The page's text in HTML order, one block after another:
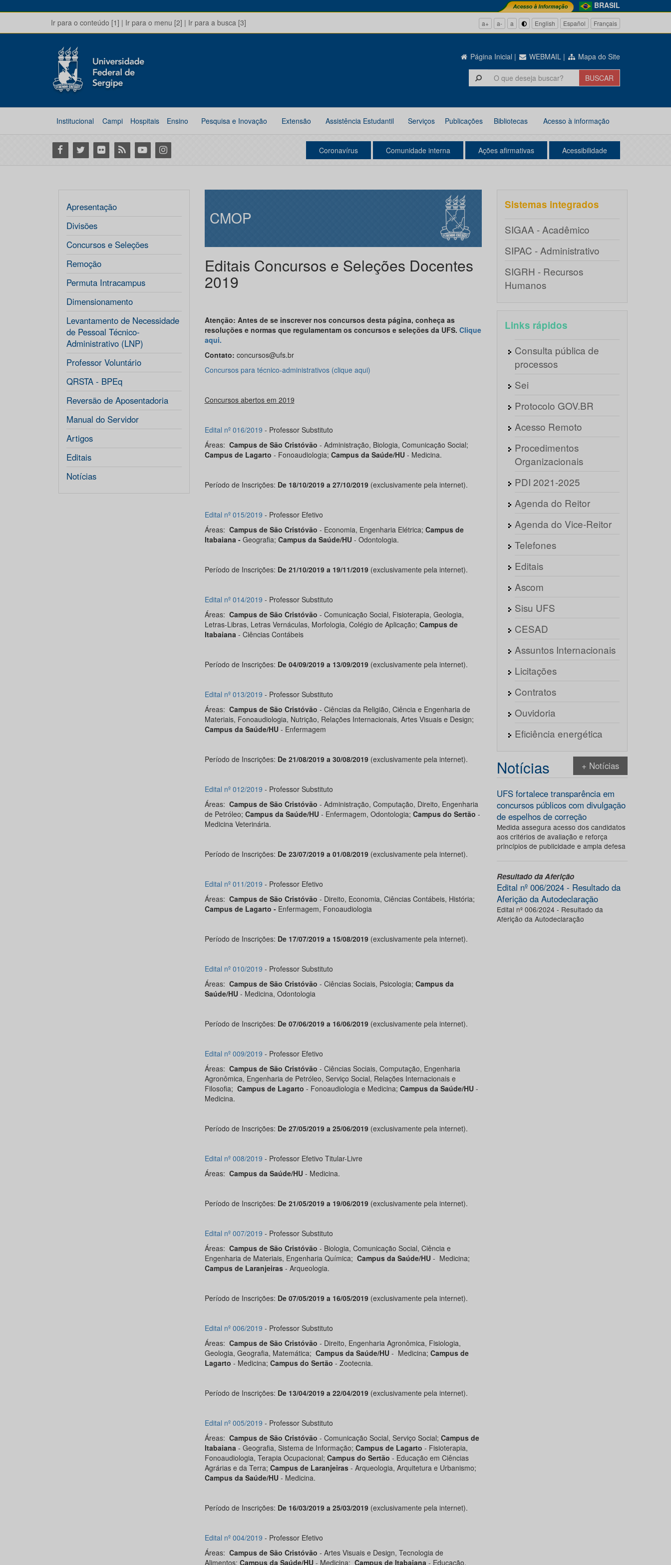
BRASIL
Ir para o conteúdo [1] | Ir para o menu [2] | Ir para a busca [3] a+ a- a English Español Français
Página Inicial | WEBMAIL | Mapa do Site
Institucional Campi Hospitais Ensino Pesquisa e Inovação Extensão Assistência Estudantil Serviços Publicações Bibliotecas Acesso à informação
Facebook
Twitter Flickr RSS YoutubeInstagram Coronavírus Comunidade interna Ações afirmativas Acessibilidade
Apresentação
Divisões
Concursos e Seleções
Remoção
Permuta Intracampus
Dimensionamento
Levantamento de Necessidade
de Pessoal Técnico-
Administrativo (LNP)
Professor Voluntário
QRSTA - BPEq
Reversão de Aposentadoria
Manual do Servidor
Artigos
Editais
Notícias
CMOP
Editais Concursos e Seleções Docentes
2019
Atenção: Antes de se inscrever nos concursos desta página, conheça as
resoluções e normas que regulamentam os concursos e seleções da UFS. Clique
aqui.
Contato: concursos@ufs.br
Concursos para técnico-administrativos (clique aqui)
Concursos abertos em 2019
Edital nº 016/2019 - Professor Substituto
Áreas: Campus de São Cristóvão - Administração, Biologia, Comunicação Social;
Campus de Lagarto - Fonoaudiologia; Campus da Saúde/HU- Medicina.
Período de Inscrições: De 18/10/2019 a 27/10/2019 (exclusivamente pela internet).
Edital nº 015/2019 - Professor Efetivo
Áreas: Campus de São Cristóvão - Economia, Engenharia Elétrica; Campus de
Itabaiana - Geografia; Campus da Saúde/HU - Odontologia.
Período de Inscrições: De 21/10/2019 a 19/11/2019 (exclusivamente pela internet).
Edital nº 014/2019 - Professor Substituto
Áreas: Campus de São Cristóvão - Comunicação Social, Fisioterapia, Geologia,
Letras-Libras, Letras Vernáculas, Morfologia, Colégio de Aplicação; Campus de
Itabaiana - Ciências Contábeis
Período de Inscrições: De 04/09/2019 a 13/09/2019 (exclusivamente pela internet).
Edital nº 013/2019 - Professor Substituto
Áreas: Campus de São Cristóvão - Ciências da Religião, Ciência e Engenharia de
Materiais, Fonoaudiologia, Nutrição, Relações Internacionais, Artes Visuais e Design;
Campus da Saúde/HU - Enfermagem
Período de Inscrições: De 21/08/2019 a 30/08/2019 (exclusivamente pela internet).
Edital nº 012/2019 - Professor Substituto
Áreas: Campus de São Cristóvão - Administração, Computação, Direito, Engenharia
de Petróleo; Campus da Saúde/HU - Enfermagem, Odontologia; Campus do Sertão -
Medicina Veterinária.
Período de Inscrições: De 23/07/2019 a 01/08/2019 (exclusivamente pela internet).
Edital nº 011/2019 - Professor Efetivo
Áreas: Campus de São Cristóvão - Direito, Economia, Ciências Contábeis, História;
Campus de Lagarto - Enfermagem, Fonoaudiologia
Período de Inscrições: De 17/07/2019 a 15/08/2019 (exclusivamente pela internet).
Edital nº 010/2019 - Professor Substituto
Áreas: Campus de São Cristóvão - Ciências Sociais, Psicologia; Campus da
Saúde/HU - Medicina, Odontologia
Período de Inscrições: De 07/06/2019 a 16/06/2019 (exclusivamente pela internet).
Edital nº 009/2019 - Professor Efetivo
Áreas: Campus de São Cristóvão - Ciências Sociais, Computação, Engenharia
Agronômica, Engenharia de Petróleo, Serviço Social, Relações Internacionais e
Filosofia; Campus de Lagarto - Fonoaudiologia e Medicina; Campus da Saúde/HU -
Medicina.
Período de Inscrições: De 27/05/2019 a 25/06/2019 (exclusivamente pela internet).
Edital nº 008/2019 - Professor Efetivo Titular-Livre
Áreas: Campus da Saúde/HU - Medicina.
Período de Inscrições: De 21/05/2019 a 19/06/2019 (exclusivamente pela internet).
Edital nº 007/2019 - Professor Substituto
Áreas: Campus de São Cristóvão - Biologia, Comunicação Social, Ciência e
Engenharia de Materiais, Engenharia Química; Campus da Saúde/HU - Medicina;
Campus de Laranjeiras - Arqueologia.
Período de Inscrições: De 07/05/2019 a 16/05/2019 (exclusivamente pela internet).
Edital nº 006/2019 - Professor Substituto
Áreas: Campus de São Cristóvão - Direito, Engenharia Agronômica, Fisiologia,
Geologia, Geografia, Matemática; Campus da Saúde/HU - Medicina; Campus de
Lagarto - Medicina; Campus do Sertão - Zootecnia.
Período de Inscrições: De 13/04/2019 a 22/04/2019 (exclusivamente pela internet).
Edital nº 005/2019 - Professor Substituto
Áreas: Campus de São Cristóvão - Comunicação Social, Serviço Social; Campus de
Itabaiana - Geografia, Sistema de Informação; Campus de Lagarto - Fisioterapia,
Fonoaudiologia, Terapia Ocupacional; Campus do Sertão - Educação em Ciências
Agrárias e da Terra; Campus de Laranjeiras - Arqueologia, Arquitetura e Urbanismo;
Campus da Saúde/HU- Medicina.
Período de Inscrições: De 16/03/2019 a 25/03/2019 (exclusivamente pela internet).
Edital nº 004/2019 - Professor Efetivo
Áreas: Campus de São Cristóvão - Artes Visuais e Design, Tecnologia de
Alimentos; Campus da Saúde/HU - Medicina; Campus de Itabaiana - Educação.
Sistemas integrados
SIGAA - Acadêmico
SIPAC - Administrativo
SIGRH - Recursos
Humanos
Links rápidos
Consulta pública de
processos
Sei
Protocolo GOV.BR
Acesso Remoto
Procedimentos
Organizacionais
PDI 2021-2025
Agenda do Reitor
Agenda do Vice-Reitor
Telefones
Editais
Ascom
Sisu UFS
CESAD
Assuntos Internacionais
Licitações
Contratos
Ouvidoria
Eficiência energética
Notícias + Notícias
UFS fortalece transparência em
concursos públicos com divulgação
de espelhos de correção
Medida assegura acesso dos candidatos
aos critérios de avaliação e reforça
princípios de publicidade e ampla defesa
Resultado da Aferição
Edital nº 006/2024 - Resultado da
Aferição da Autodeclaração
Edital nº 006/2024 - Resultado da
Aferição da Autodeclaração